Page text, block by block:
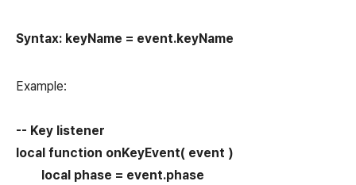
Syntax: keyName = event.keyName
Example:
-- Key listener
local function onKeyEvent( event )
local phase = event.phase